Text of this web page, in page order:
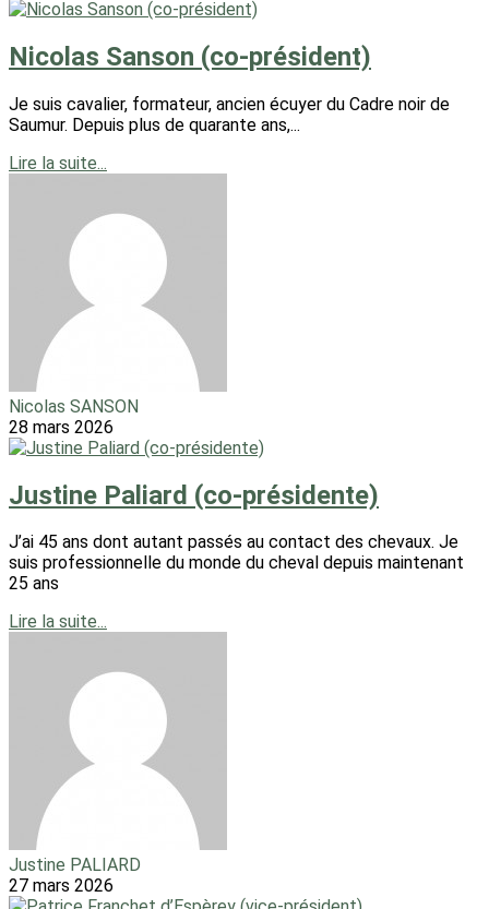
Nicolas Sanson (co-président)
Je suis cavalier, formateur, ancien écuyer du Cadre noir de
Saumur. Depuis plus de quarante ans,...
Lire la suite...
Nicolas SANSON
28 mars 2026
Justine Paliard (co-présidente)
J’ai 45 ans dont autant passés au contact des chevaux. Je
suis professionnelle du monde du cheval depuis maintenant
25 ans
Lire la suite...
Justine PALIARD
27 mars 2026